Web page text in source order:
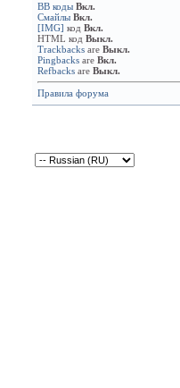
BB коды Вкл.
Смайлы Вкл.
[IMG] код Вкл.
HTML код Выкл.
Trackbacks are Выкл.
Pingbacks are Вкл.
Refbacks are Выкл.
Правила форума